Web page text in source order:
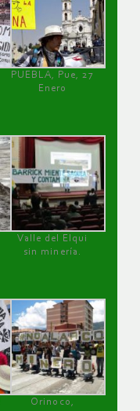
PUEBLA, Pue, 27
Enero
Valle del Elqui
sin minería.
Orinoco,